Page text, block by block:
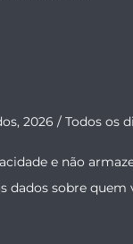
2026 / Todos os
e não
dados sobre quem